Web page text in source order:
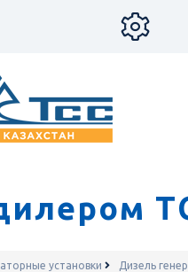
установки
Дизель